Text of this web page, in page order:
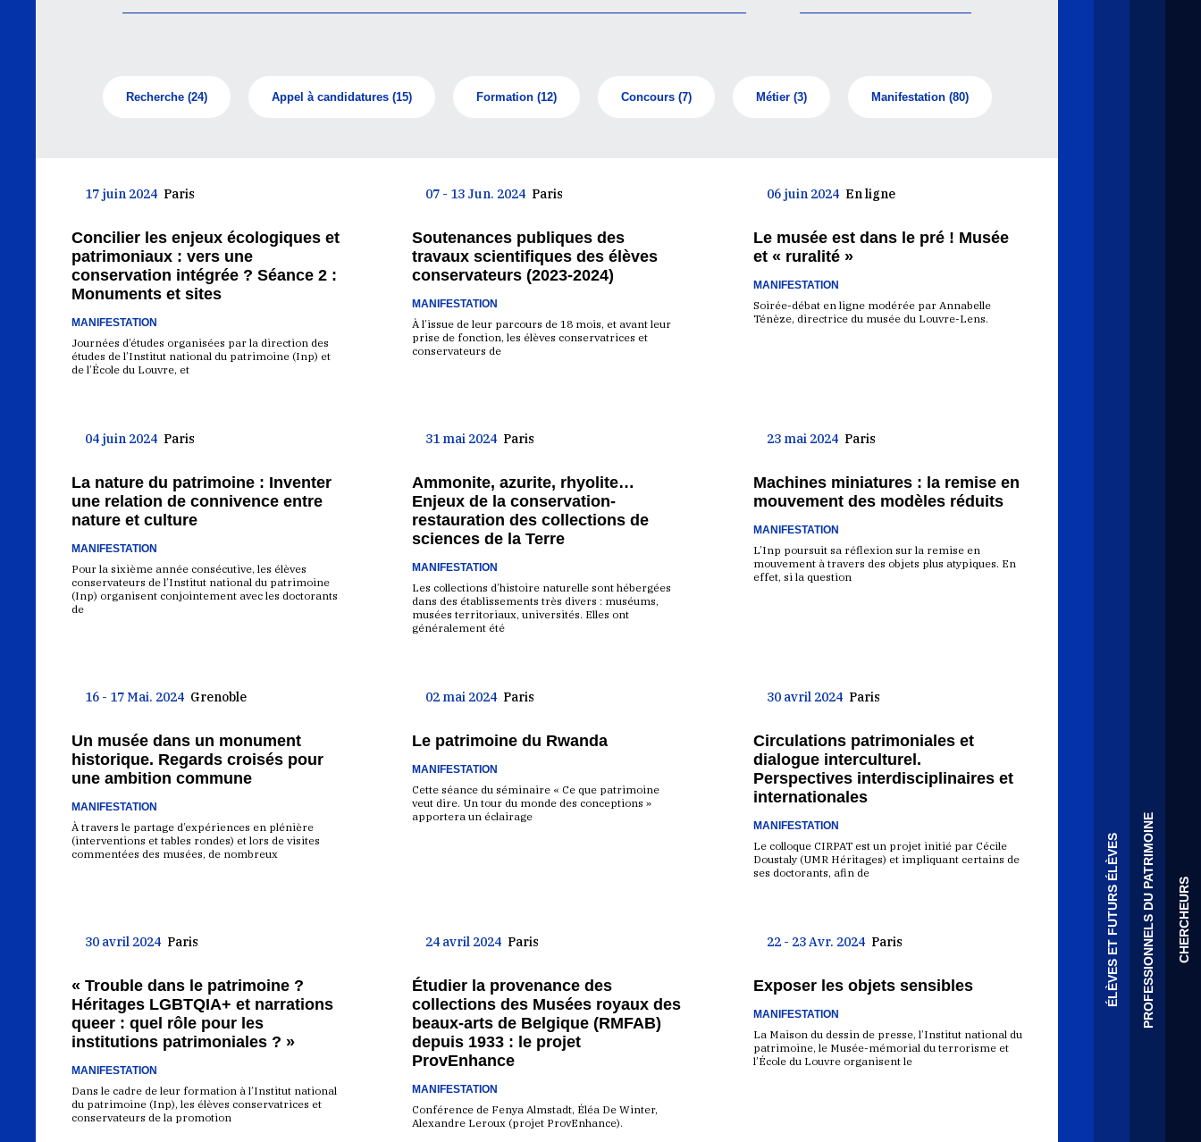
ÉLÈVES ET FUTURS ÉLÈVESPROFESSIONNELS DU PATRIMOINE CHERCHEURS
Recherche (24) Appel à candidatures (15) Formation (12) Concours (7) Métier (3) Manifestation (80)
17 juin 2024 Paris
Concilier les enjeux écologiques et
patrimoniaux : vers une
conservation intégrée ? Séance 2 :
Monuments et sites
MANIFESTATION
Journées d’études organisées par la direction des
études de l’Institut national du patrimoine (Inp) et
de l’École du Louvre, et
07 - 13 Jun. 2024 Paris
Soutenances publiques des
travaux scientifiques des élèves
conservateurs (2023-2024)
MANIFESTATION
À l’issue de leur parcours de 18 mois, et avant leur
prise de fonction, les élèves conservatrices et
conservateurs de
06 juin 2024 En ligne
Le musée est dans le pré ! Musée
et « ruralité »
MANIFESTATION
Soirée-débat en ligne modérée par Annabelle
Ténèze, directrice du musée du Louvre-Lens.
04 juin 2024 Paris
La nature du patrimoine : Inventer
une relation de connivence entre
nature et culture
MANIFESTATION
Pour la sixième année consécutive, les élèves
conservateurs de l’Institut national du patrimoine
(Inp) organisent conjointement avec les doctorants
de
31 mai 2024 Paris
Ammonite, azurite, rhyolite…
Enjeux de la conservation-
restauration des collections de
sciences de la Terre
MANIFESTATION
Les collections d’histoire naturelle sont hébergées
dans des établissements très divers : muséums,
musées territoriaux, universités. Elles ont
généralement été
23 mai 2024 Paris
Machines miniatures : la remise en
mouvement des modèles réduits
MANIFESTATION
L’Inp poursuit sa réflexion sur la remise en
mouvement à travers des objets plus atypiques. En
effet, si la question
16 - 17 Mai. 2024 Grenoble
Un musée dans un monument
historique. Regards croisés pour
une ambition commune
MANIFESTATION
À travers le partage d’expériences en plénière
(interventions et tables rondes) et lors de visites
commentées des musées, de nombreux
02 mai 2024 Paris
Le patrimoine du Rwanda
MANIFESTATION
Cette séance du séminaire « Ce que patrimoine
veut dire. Un tour du monde des conceptions »
apportera un éclairage
30 avril 2024 Paris
Circulations patrimoniales et
dialogue interculturel.
Perspectives interdisciplinaires et
internationales
MANIFESTATION
Le colloque CIRPAT est un projet initié par Cécile
Doustaly (UMR Héritages) et impliquant certains de
ses doctorants, afin de
30 avril 2024 Paris
« Trouble dans le patrimoine ?
Héritages LGBTQIA+ et narrations
queer : quel rôle pour les
institutions patrimoniales ? »
MANIFESTATION
Dans le cadre de leur formation à l’Institut national
du patrimoine (Inp), les élèves conservatrices et
conservateurs de la promotion
24 avril 2024 Paris
Étudier la provenance des
collections des Musées royaux des
beaux-arts de Belgique (RMFAB)
depuis 1933 : le projet
ProvEnhance
MANIFESTATION
Conférence de Fenya Almstadt, Éléa De Winter,
Alexandre Leroux (projet ProvEnhance).
22 - 23 Avr. 2024 Paris
Exposer les objets sensibles
MANIFESTATION
La Maison du dessin de presse, l’Institut national du
patrimoine, le Musée-mémorial du terrorisme et
l’École du Louvre organisent le